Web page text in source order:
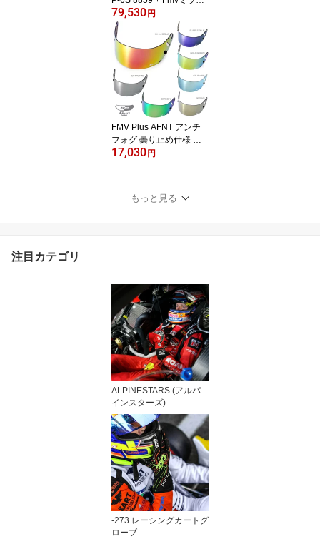
バイザーセット SNELL
SA/FIA8859規格 4輪公式
競技対応モデル
79,530 円
FMV Plus AFNT アンチ
フォグ 曇り止め仕様 ミ
ラーバイザー GP-6 GP-6
17,030 円
もっと見る
注目カテゴリ
ALPINESTARS (アルパ
インスターズ)
-273 レーシングカートグ
ローブ